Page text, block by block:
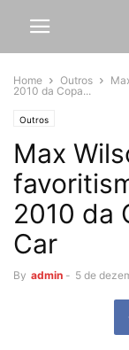
Home Outros
2010 da Copa...
Outros
Max
2010 da
Car
By admin - 5 de